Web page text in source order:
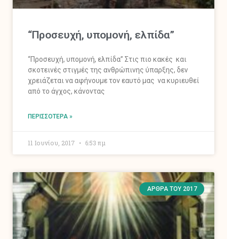
“Προσευχή, υπομονή, ελπίδα”
“Προσευχή, υπομονή, ελπίδα” Στις πιο κακές και
σκοτεινές στιγμές της ανθρώπινης ύπαρξης, δεν
χρειάζεται να αφήνουμε τον εαυτό μας να κυριευθεί
από το άγχος, κάνοντας
ΠΕΡΙΣΣΌΤΕΡΑ »
11 Ιουνίου, 2017 6:53 πμ
ΆΡΘΡΑ ΤΟΥ 2017